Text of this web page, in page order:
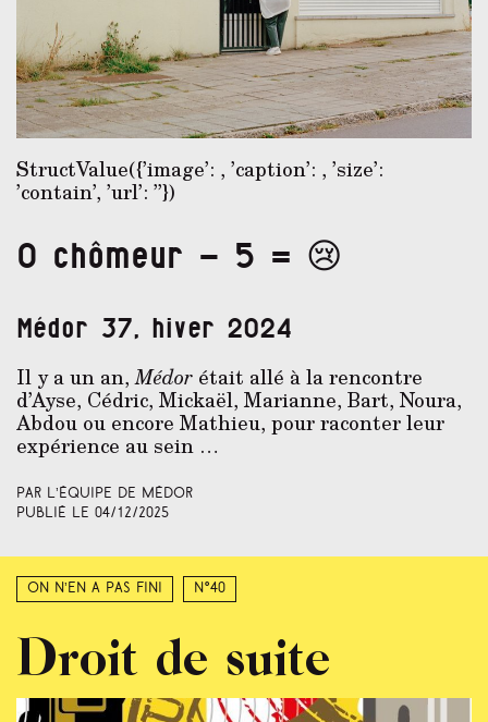
StructValue({’image’: , ’caption’: , ’size’:
’contain’, ’url’: ’’})
0 chômeur - 5 = 😢
Médor 37, hiver 2024
Il y a un an,Médor était allé à la rencontre
d’Ayse, Cédric, Mickaël, Marianne, Bart, Noura,
Abdou ou encore Mathieu, pour raconter leur
expérience au sein …
Par L’équipe de Médor
Publié le 04/12/2025
On n’en a pas fini N°40
Droit de suite